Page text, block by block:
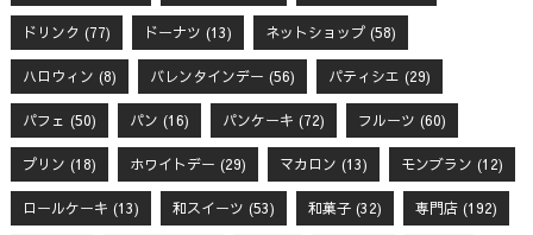
ドリンク (77) ドーナツ (13) ネットショップ(58)
ハロウィン (8) バレンタインデー (56) パティシエ (29)
パフェ (50) パン (16) パンケーキ (72) フルーツ (60)
プリン (18) ホワイトデー (29) マカロン (13) モンブラン (12)
ロールケーキ (13) 和スイーツ (53) 和菓子(32) 専門店(192)